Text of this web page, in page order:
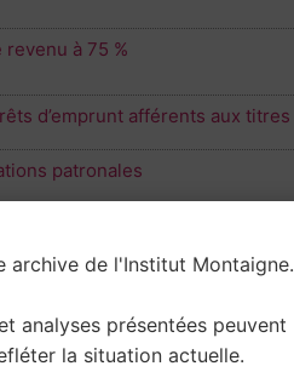
à 75 %
d’emprunt afférents aux titres
patronales
supplémentaires
financières
archive de l'Institut Montaigne.
analyses présentées peuvent
la situation actuelle.